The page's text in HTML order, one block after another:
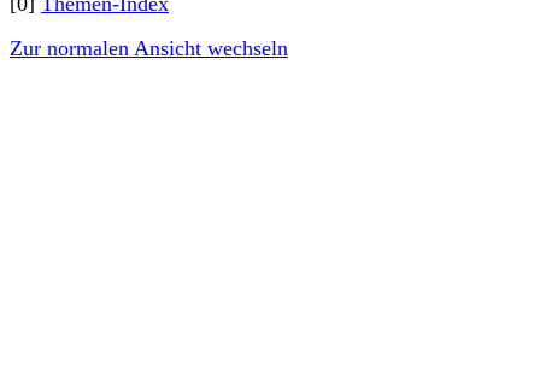
Zur normalen Ansicht wechseln